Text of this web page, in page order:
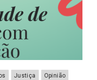
Justiça
Opinião